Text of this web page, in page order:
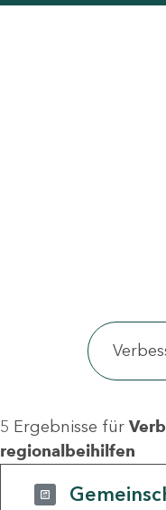
5 Ergebnisse für
regionalbeihilfen